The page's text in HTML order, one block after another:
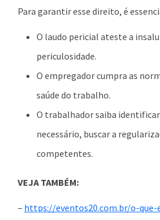
Para garantir esse direito, é
O laudo pericial ateste a
periculosidade.
O empregador cumpra as
saúde do trabalho.
O trabalhador saiba identificar
necessário, buscar a
competentes.
VEJA TAMBÉM:
– https://eventos20.com.br/o-